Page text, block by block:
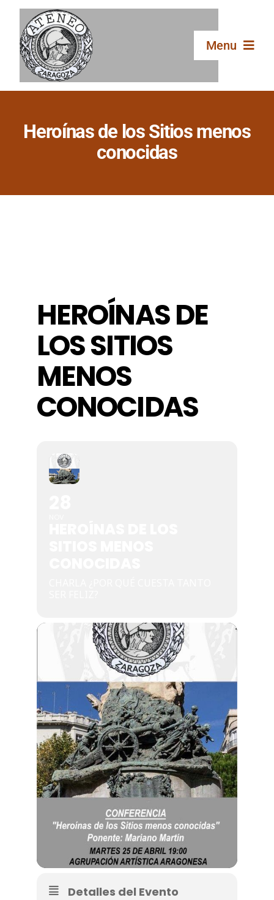
Saltar
contenido
Menu
Inicio
El Ateneo
Actividades
Contacto
Heroínas de los Sitios menos
conocidas
HEROÍNAS DE
LOS SITIOS
MENOS
CONOCIDAS
Detalles del Evento